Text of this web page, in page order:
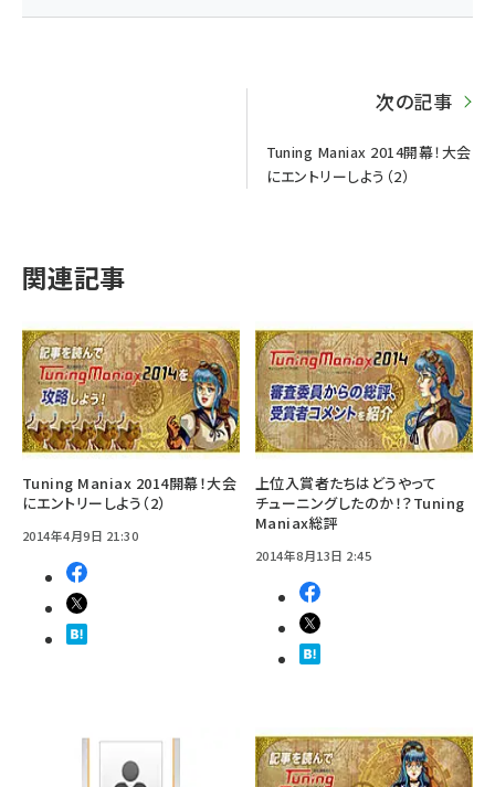
次の記事
Tuning Maniax 2014開幕！大会
にエントリーしよう（2）
関連記事
Tuning Maniax 2014開幕！大会
にエントリーしよう（2）
2014年4月9日 21:30
上位入賞者たちはどうやって
チューニングしたのか！？Tuning
Maniax総評
2014年8月13日 2:45